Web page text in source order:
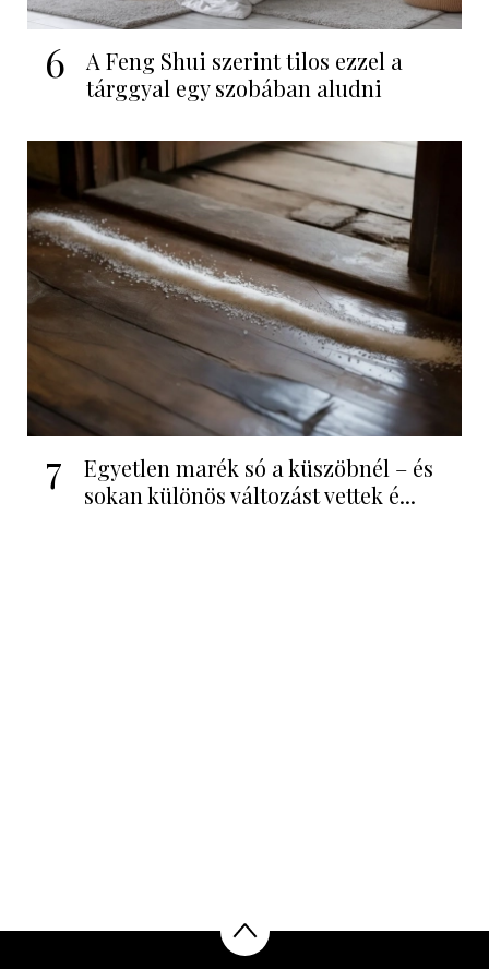
6
A Feng Shui szerint tilos ezzel a
tárggyal egy szobában aludni
7
Egyetlen marék só a küszöbnél – és
sokan különös változást vettek é...